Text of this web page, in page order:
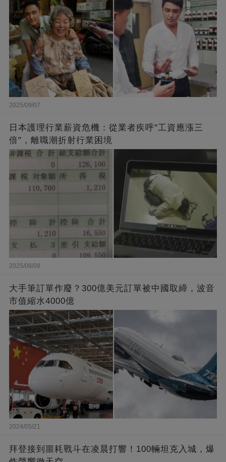
2025/09/07
日本護理行業薪資危機：從業者疾呼"工資應漲三
倍"，離職潮折射行業困境
2025/08/08
大手筆訂單作廢？300億美元訂單被中國取締，波音
市值縮水4000億
2024/05/21
拜登接到噩耗戰斗在凌晨打響！100輛坦克入城，爆